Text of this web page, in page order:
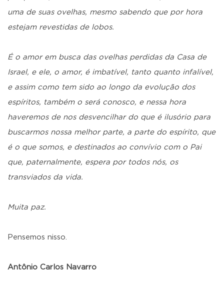
uma de suas ovelhas, mesmo sabendo que por hora
estejam revestidas de lobos.
É o amor em busca das ovelhas perdidas da Casa de
Israel, e ele, o amor, é imbatível, tanto quanto infalível,
e assim como tem sido ao longo da evolução dos
espíritos, também o será conosco, e nessa hora
haveremos de nos desvencilhar do que é ilusório para
buscarmos nossa melhor parte, a parte do espírito, que
é o que somos, e destinados ao convívio com o Pai
que, paternalmente, espera por todos nós, os
transviados da vida.
Muita paz.
Pensemos nisso.
Antônio Carlos Navarro